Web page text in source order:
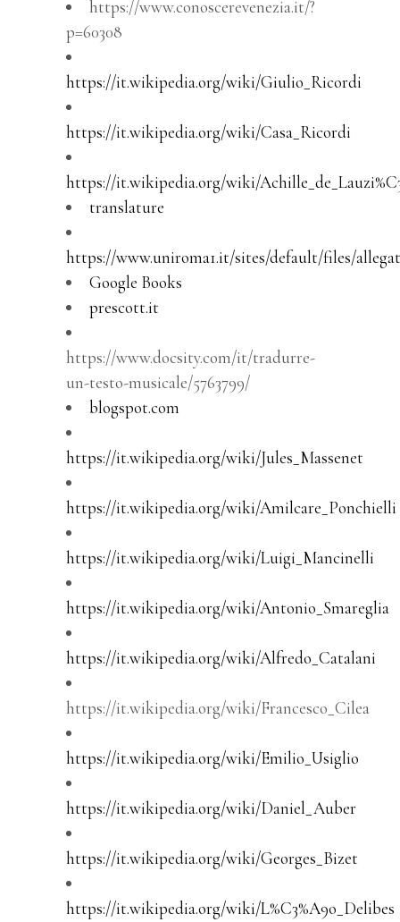
https://www.conoscerevenezia.it/?
p=60308
https://it.wikipedia.org/wiki/Giulio_Ricordi
https://it.wikipedia.org/wiki/Casa_Ricordi
https://it.wikipedia.org/wiki/
translature
https://www.uniroma1.it/sites/default/files/
Google Books
prescott.it
https://www.docsity.com/it/tradurre-
un-testo-musicale/5763799/
blogspot.com
https://it.wikipedia.org/wiki/Jules_Massenet
https://it.wikipedia.org/wiki/Amilcare_Ponchielli
https://it.wikipedia.org/wiki/Luigi_Mancinelli
https://it.wikipedia.org/wiki/Antonio_Smareglia
https://it.wikipedia.org/wiki/Alfredo_Catalani
https://it.wikipedia.org/wiki/Francesco_Cilea
https://it.wikipedia.org/wiki/Emilio_Usiglio
https://it.wikipedia.org/wiki/Daniel_Auber
https://it.wikipedia.org/wiki/Georges_Bizet
https://it.wikipedia.org/wiki/L%C3%A9o_Delibes